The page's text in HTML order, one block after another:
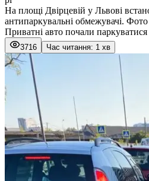
На площі Двірцевій у Львові
антипаркувальні обмежувачі. Фото
Приватні авто почали паркуватися
3716 Час читання: 1 хв